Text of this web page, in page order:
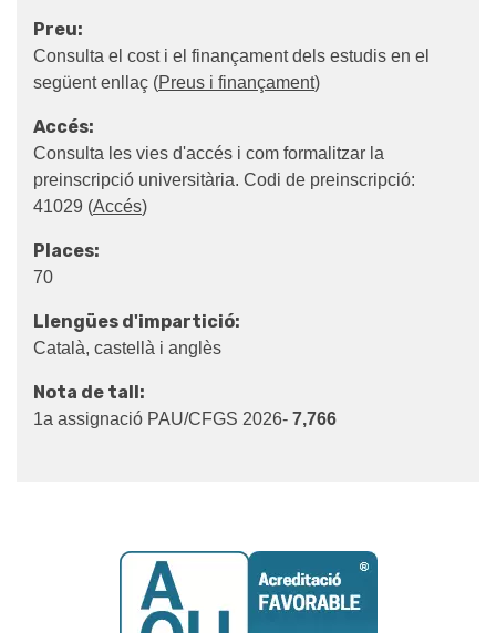
Preu:
Consulta el cost i el finançament dels estudis en el
següent enllaç (Preus i finançament)
Accés:
Consulta les vies d'accés i com formalitzar la
preinscripció universitària. Codi de preinscripció:
41029 (Accés)
Places:
70
Llengües d'impartició:
Català, castellà i anglès
Nota de tall:
1a assignació PAU/CFGS 2026- 7,766